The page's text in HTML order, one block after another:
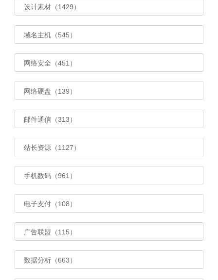
设计素材（1429）
域名主机（545）
网络安全（451）
网络硬盘（139）
邮件通信（313）
站长资源（1127）
手机数码（961）
电子支付（108）
广告联盟（115）
数据分析（663）